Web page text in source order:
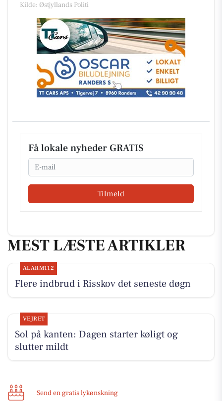
Kilde: Østjyllands Politi
Få lokale nyheder GRATIS
Email
Tilmeld
MEST LÆSTE ARTIKLER
ALARM112
Flere indbrud i Risskov det seneste døgn
VEJRET
Sol på kanten: Dagen starter køligt og
slutter mildt
Send en gratis lykønskning